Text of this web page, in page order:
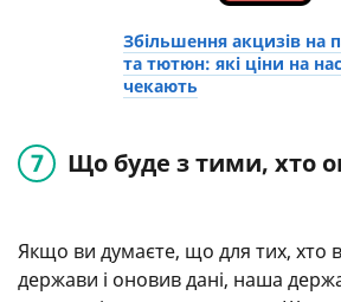
Збільшення акцизів на
та тютюн: які ціни на нас
чекають
Що буде з тими, хто
Якщо ви думаєте, що для тих, хто
держави і оновив дані, наша